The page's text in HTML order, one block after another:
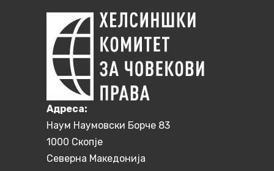
Aдреса:
Наум Наумовски Борче 83
1000 Скопје
Северна Македонија